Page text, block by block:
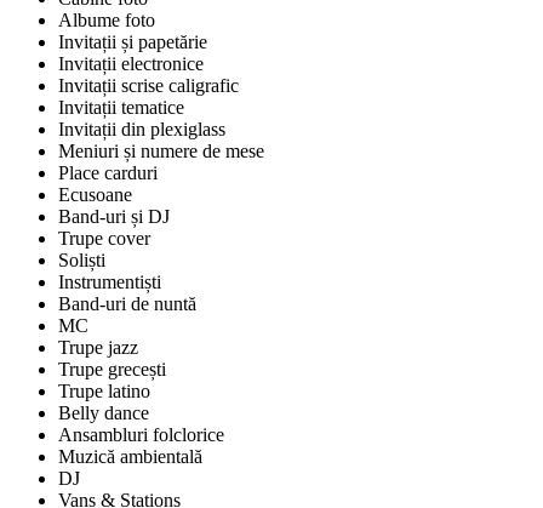
Albume foto
Invitații și papetărie
Invitații electronice
Invitații scrise caligrafic
Invitații tematice
Invitații din plexiglass
Meniuri și numere de mese
Place carduri
Ecusoane
Band-uri și DJ
Trupe cover
Soliști
Instrumentiști
Band-uri de nuntă
MC
Trupe jazz
Trupe grecești
Trupe latino
Belly dance
Ansambluri folclorice
Muzică ambientală
DJ
Vans & Stations